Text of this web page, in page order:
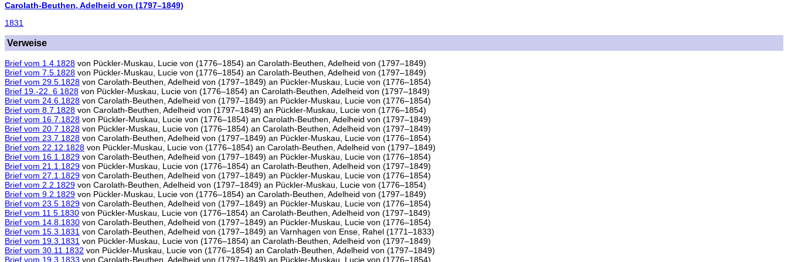
Carolath-Beuthen, Adelheid von (1797–1849)
1831
Verweise
Brief vom 1.4.1828 von Pückler-Muskau, Lucie von (1776–1854) an Carolath-Beuthen, Adelheid von (1797–1849)
Brief vom 7.5.1828 von Pückler-Muskau, Lucie von (1776–1854) an Carolath-Beuthen, Adelheid von (1797–1849)
Brief vom 29.5.1828 von Carolath-Beuthen, Adelheid von (1797–1849) an Pückler-Muskau, Lucie von (1776–1854)
Brief 19.-22. 6 1828 von Pückler-Muskau, Lucie von (1776–1854) an Carolath-Beuthen, Adelheid von (1797–1849)
Brief vom 24.6.1828 von Carolath-Beuthen, Adelheid von (1797–1849) an Pückler-Muskau, Lucie von (1776–1854)
Brief vom 8.7.1828 von Carolath-Beuthen, Adelheid von (1797–1849) an Pückler-Muskau, Lucie von (1776–1854)
Brief vom 16.7.1828 von Pückler-Muskau, Lucie von (1776–1854) an Carolath-Beuthen, Adelheid von (1797–1849)
Brief vom 20.7.1828 von Pückler-Muskau, Lucie von (1776–1854) an Carolath-Beuthen, Adelheid von (1797–1849)
Brief vom 23.7.1828 von Carolath-Beuthen, Adelheid von (1797–1849) an Pückler-Muskau, Lucie von (1776–1854)
Brief vom 22.12.1828 von Pückler-Muskau, Lucie von (1776–1854) an Carolath-Beuthen, Adelheid von (1797–1849)
Brief vom 16.1.1829 von Carolath-Beuthen, Adelheid von (1797–1849) an Pückler-Muskau, Lucie von (1776–1854)
Brief vom 21.1.1829 von Pückler-Muskau, Lucie von (1776–1854) an Carolath-Beuthen, Adelheid von (1797–1849)
Brief vom 27.1.1829 von Carolath-Beuthen, Adelheid von (1797–1849) an Pückler-Muskau, Lucie von (1776–1854)
Brief vom 2.2.1829 von Carolath-Beuthen, Adelheid von (1797–1849) an Pückler-Muskau, Lucie von (1776–1854)
Brief vom 9.2.1829 von Pückler-Muskau, Lucie von (1776–1854) an Carolath-Beuthen, Adelheid von (1797–1849)
Brief vom 23.5.1829 von Carolath-Beuthen, Adelheid von (1797–1849) an Pückler-Muskau, Lucie von (1776–1854)
Brief vom 11.5.1830 von Pückler-Muskau, Lucie von (1776–1854) an Carolath-Beuthen, Adelheid von (1797–1849)
Brief vom 14.8.1830 von Carolath-Beuthen, Adelheid von (1797–1849) an Pückler-Muskau, Lucie von (1776–1854)
Brief vom 15.3.1831 von Carolath-Beuthen, Adelheid von (1797–1849) an Varnhagen von Ense, Rahel (1771–1833)
Brief vom 19.3.1831 von Pückler-Muskau, Lucie von (1776–1854) an Carolath-Beuthen, Adelheid von (1797–1849)
Brief vom 30.11.1832 von Pückler-Muskau, Lucie von (1776–1854) an Carolath-Beuthen, Adelheid von (1797–1849)
Brief vom 19.3.1833 von Carolath-Beuthen, Adelheid von (1797–1849) an Pückler-Muskau, Lucie von (1776–1854)